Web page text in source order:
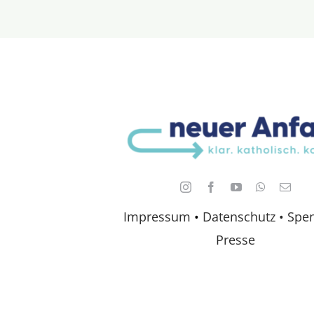
Impressum • Datenschutz •
Presse